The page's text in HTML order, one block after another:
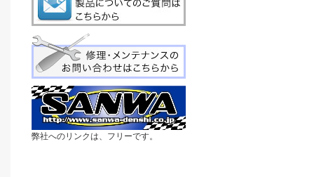
弊社へのリンクは、フリーです。